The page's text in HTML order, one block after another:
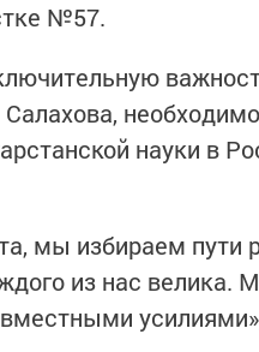
№57.
науки в
мы избираем пути
из нас